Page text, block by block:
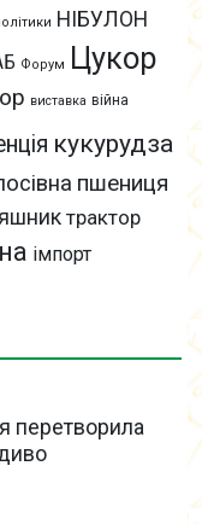
перетворила
НІБУЛОН
Форум Цукор
виставка війна
кукурудза
пшениця
трактор
імпорт